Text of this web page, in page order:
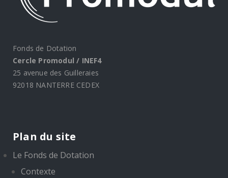
Fonds de Dotation
Cercle Promodul / INEF4
25 avenue des Guilleraies
92018 NANTERRE CEDEX
Plan du site
Le Fonds de Dotation
Contexte